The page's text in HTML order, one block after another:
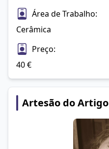
Área de Trabalho:
Cerâmica
Preço:
40€
Artesão do Artigo